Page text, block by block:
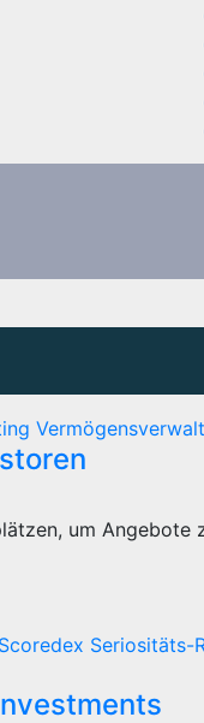
um Angebote
Scoredex Seriositäts-